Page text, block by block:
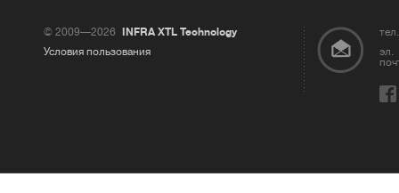
© 2009—2026
INFRA XTL Technology
Условия пользования
эл.